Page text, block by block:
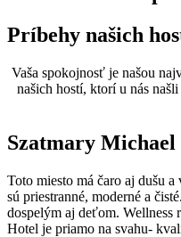
Príbehy našich
Vaša spokojnosť je našou
našich hostí, ktorí u nás
Szatmary Michael
Toto miesto má čaro aj dušu
sú priestranné, moderné a
dospelým aj deťom. Wellness
Hotel je priamo na svahu-